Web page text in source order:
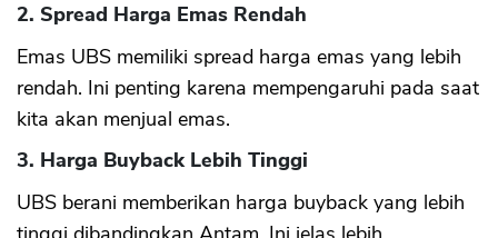
2. Spread Harga Emas Rendah
Emas UBS memiliki spread harga emas yang lebih
rendah. Ini penting karena mempengaruhi pada saat
kita akan menjual emas.
3. Harga Buyback Lebih Tinggi
UBS berani memberikan harga buyback yang lebih